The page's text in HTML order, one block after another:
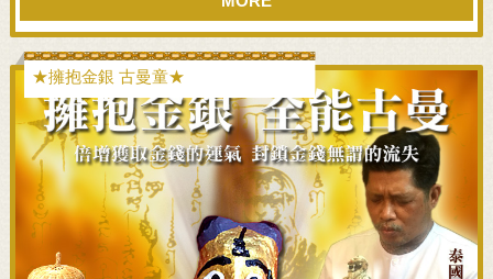
★擁抱金銀 古曼童★